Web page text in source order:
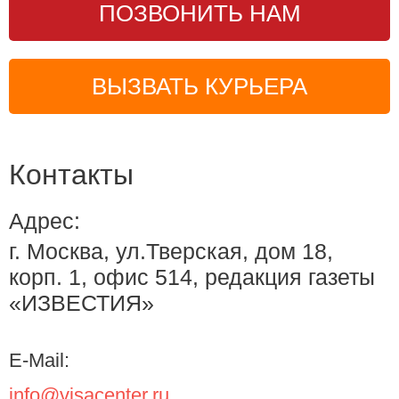
ПОЗВОНИТЬ НАМ
ВЫЗВАТЬ КУРЬЕРА
Контакты
Адрес:
г. Москва, ул.Тверская, дом 18,
корп. 1, офис 514, редакция газеты
«ИЗВЕСТИЯ»
E-Mail: